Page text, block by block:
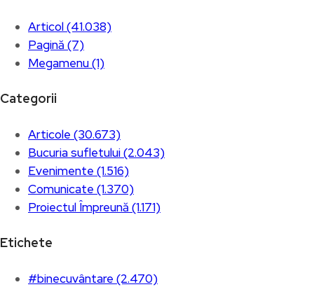
Articol (41.038)
Pagină (7)
Megamenu (1)
Categorii
Articole (30.673)
Bucuria sufletului (2.043)
Evenimente (1.516)
Comunicate (1.370)
Proiectul Împreună (1.171)
Etichete
#binecuvântare (2.470)